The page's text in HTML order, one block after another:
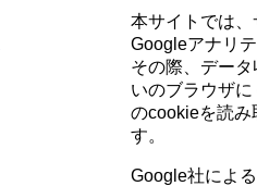
本サイトでは
Googleアナリ
その際、デー
いのブラウザ
のcookieを読み
す。
Google社によ